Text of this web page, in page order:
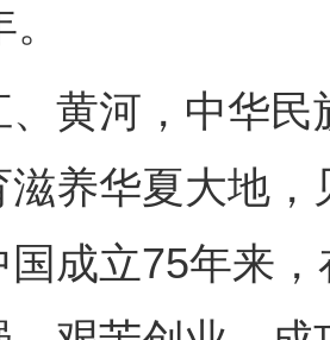
河，中华民
滋养华夏大地
国成立75年来